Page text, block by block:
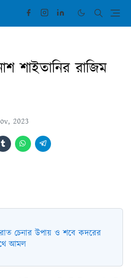
শাইতানির রাজিম
2023
চেনার উপায় ও শবে কদরের
আমল